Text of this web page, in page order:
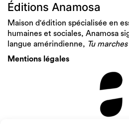
Éditions Anamosa
Maison d'édition spécialisée en
humaines et sociales, Anamosa
langue amérindienne, Tu
Mentions légales